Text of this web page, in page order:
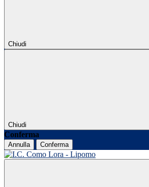
Chiudi
Chiudi
Conferma
Annulla Conferma